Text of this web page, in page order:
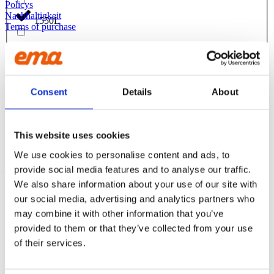
Consent Details About
This website uses cookies
We use cookies to personalise content and ads, to
provide social media features and to analyse our traffic.
We also share information about your use of our site with
our social media, advertising and analytics partners who
may combine it with other information that you’ve
provided to them or that they’ve collected from your use
of their services.
1550L
155L
1700L
1750L
175L
Policys
Nachhaltigkeit
Terms of purchase
Facebook Instagram Linkedin Youtube
Products
search
Produkte
FÜR BAGGER
Asphaltschneider
Planierbalken